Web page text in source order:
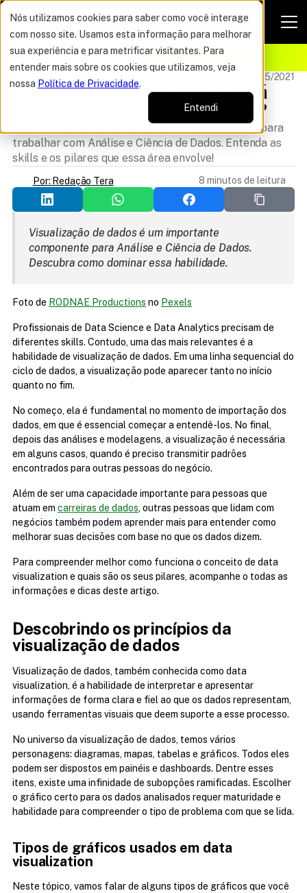
Nós utilizamos cookies para saber como você interage
com nosso site. Usamos esta informação para melhorar
sua experiência e para metrificar visitantes. Para
entender mais sobre os cookies que utilizamos, veja
nossa Política de Privacidade.
Entendi
OFERTA DO ANO VAGAS POR TEMPO LIMITADO
Atualizado 21/05/2021
Visualização de dados: você já
desenvolveu essa habilidade?
A habilidade de visualização de dados é essencial para
trabalhar com Análise e Ciência de Dados. Entenda as
skills e os pilares que essa área envolve!
Por: Redação Tera 8 minutos de leitura
Visualização de dados é um importante
componente para Análise e Ciência de Dados.
Descubra como dominar essa habilidade.
Foto de RODNAE Productions no Pexels
Profissionais de Data Science e Data Analytics precisam de
diferentes skills. Contudo, uma das mais relevantes é a
habilidade de visualização de dados. Em uma linha sequencial do
ciclo de dados, a visualização pode aparecer tanto no início
quanto no fim.
No começo, ela é fundamental no momento de importação dos
dados, em que é essencial começar a entendê-los. No final,
depois das análises e modelagens, a visualização é necessária
em alguns casos, quando é preciso transmitir padrões
encontrados para outras pessoas do negócio.
Além de ser uma capacidade importante para pessoas que
atuam em carreiras de dados, outras pessoas que lidam com
negócios também podem aprender mais para entender como
melhorar suas decisões com base no que os dados dizem.
Para compreender melhor como funciona o conceito de data
visualization e quais são os seus pilares, acompanhe o todas as
informações e dicas deste artigo.
Descobrindo os princípios da
visualização de dados
Visualização de dados, também conhecida como data
visualization, é a habilidade de interpretar e apresentar
informações de forma clara e fiel ao que os dados representam,
usando ferramentas visuais que deem suporte a esse processo.
No universo da visualização de dados, temos vários
personagens: diagramas, mapas, tabelas e gráficos. Todos eles
podem ser dispostos em painéis e dashboards. Dentre esses
itens, existe uma infinidade de subopções ramificadas. Escolher
o gráfico certo para os dados analisados requer maturidade e
habilidade para compreender o tipo de problema com que se lida.
Tipos de gráficos usados em data
visualization
Neste tópico, vamos falar de alguns tipos de gráficos que você